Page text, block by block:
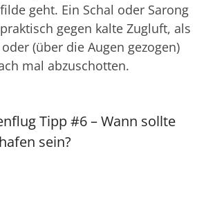
geht. Ein Schal oder Sarong
gegen kalte Zugluft, als
(über die Augen gezogen)
mal abzuschotten.
Tipp #6 – Wann sollte
sein?